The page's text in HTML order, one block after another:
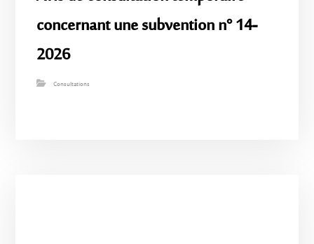
concernant une subvention n° 14-
2026
Consultations